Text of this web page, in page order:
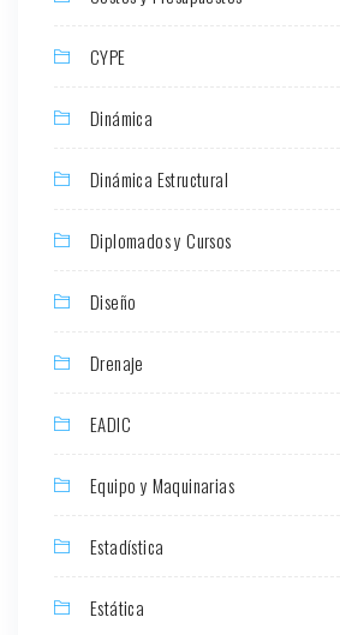
CYPE
Dinámica
Dinámica Estructural
Diplomados y Cursos
Diseño
Drenaje
EADIC
Equipo y Maquinarias
Estadística
Estática